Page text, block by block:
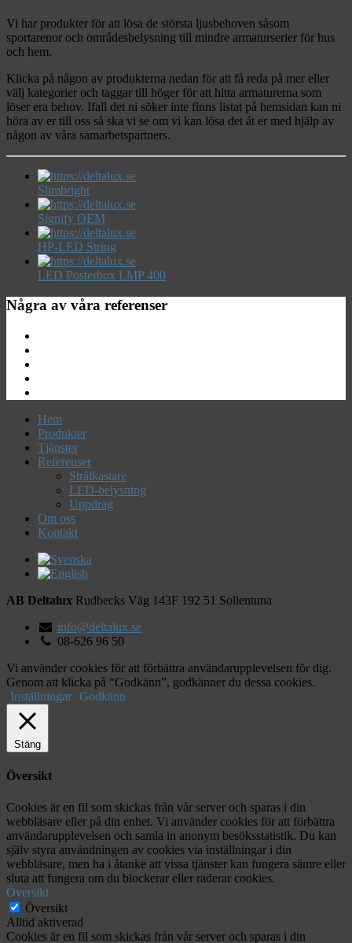
Vi har produkter för att lösa de största ljusbehoven såsom
sportarenor och områdesbelysning till mindre armaturserier för hus
och hem.
Klicka på någon av produkterna nedan för att få reda på mer eller
välj kategorier och taggar till höger för att hitta armaturerna som
löser era behov. Ifall det ni söker inte finns listat på hemsidan kan ni
höra av er till oss så ska vi se om vi kan lösa det åt er med hjälp av
någon av våra samarbetspartners.
Slimbright
Signify OEM
HP-LED String
LED Posterbox LMP 400
Några av våra referenser
Hem
Produkter
Tjänster
Referenser
Strålkastare
LED-belysning
Uppdrag
Om oss
Kontakt
AB Deltalux Rudbecks Väg 143F 192 51 Sollentuna
info@deltalux.se
08-626 96 50
Vi använder cookies för att förbättra användarupplevelsen för dig.
Genom att klicka på “Godkänn”, godkänner du dessa cookies.
Inställningar Godkänn
Stäng
Översikt
Cookies är en fil som skickas från vår server och sparas i din
webbläsare eller på din enhet. Vi använder cookies för att förbättra
användarupplevelsen och samla in anonym besöksstatistik. Du kan
själv styra användningen av cookies via inställningar i din
webbläsare, men ha i åtanke att vissa tjänster kan fungera sämre eller
sluta att fungera om du blockerar eller raderar cookies.
Översikt
Översikt
Alltid aktiverad
Cookies är en fil som skickas från vår server och sparas i din